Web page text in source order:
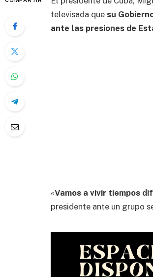
televisada que su
ante las presiones de
«Vamos a vivir tiempos
presidente ante un grupo